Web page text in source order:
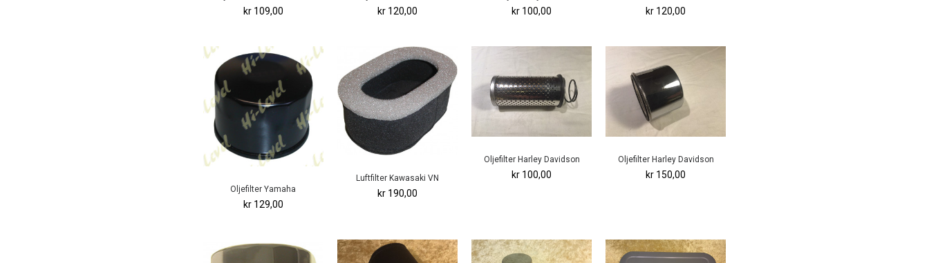
kr 109,00 kr 120,00 kr 100,00 kr 120,00
Oljefilter Yamaha
kr 129,00
Luftfilter Kawasaki VN
kr 190,00
Oljefilter Harley Davidson
kr 100,00
Oljefilter Harley Davidson
kr 150,00